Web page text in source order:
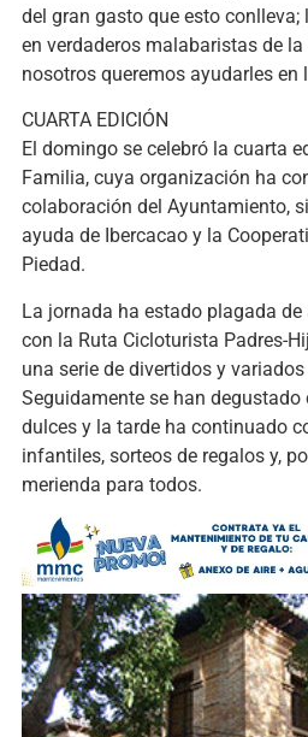
del gran gasto que esto conlleva;
en verdaderos malabaristas de
nosotros queremos ayudarles en
CUARTA EDICIÓN
El domingo se celebró la cuarta
Familia, cuya organización ha
colaboración del Ayuntamiento,
ayuda de Ibercacao y la
Piedad.
La jornada ha estado plagada
con la Ruta Cicloturista Padres-
una serie de divertidos y
Seguidamente se han degustado
dulces y la tarde ha continuado
infantiles, sorteos de regalos y,
merienda para todos.